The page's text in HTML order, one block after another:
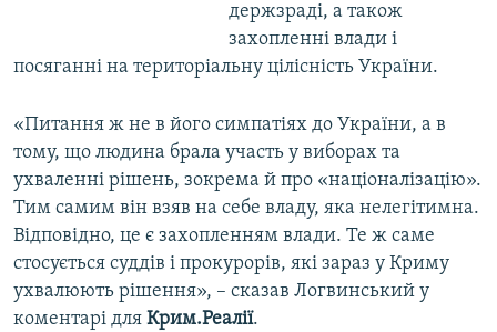
держзраді, а також
захопленні влади і
посяганні на територіальну цілісність України.
«Питання ж не в його симпатіях до України, а в
тому, що людина брала участь у виборах та
ухваленні рішень, зокрема й про «націоналізацію».
Тим самим він взяв на себе владу, яка нелегітимна.
Відповідно, це є захопленням влади. Те ж саме
стосується суддів і прокурорів, які зараз у Криму
ухвалюють рішення», – сказав Логвинський у
коментарі для Крим.Реалії.